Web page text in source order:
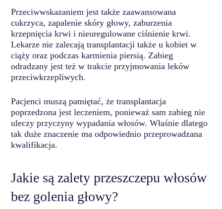
Przeciwwskazaniem jest także zaawansowana
cukrzyca, zapalenie skóry głowy, zaburzenia
krzepnięcia krwi i nieuregulowane ciśnienie krwi.
Lekarze nie zalecają transplantacji także u kobiet w
ciąży oraz podczas karmienia piersią. Zabieg
odradzany jest też w trakcie przyjmowania leków
przeciwkrzepliwych.
Pacjenci muszą pamiętać, że transplantacja
poprzedzona jest leczeniem, ponieważ sam zabieg nie
uleczy przyczyny wypadania włosów. Właśnie dlatego
tak duże znaczenie ma odpowiednio przeprowadzana
kwalifikacja.
Jakie są zalety przeszczepu włosów
bez golenia głowy?